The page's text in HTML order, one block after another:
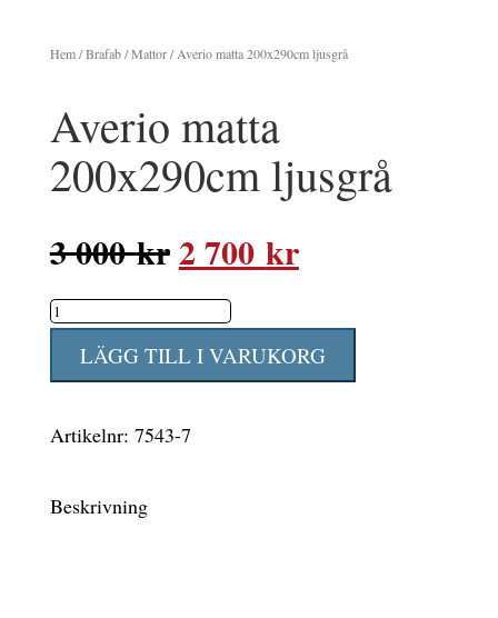
Hem/Brafab/Mattor/ Averio matta 200x290cm ljusgrå
Averio matta
200x290cm ljusgrå
3 000krDet
ursprungliga
priset
var:
000 kr.
2 700 krDet
priset
är:
Averio
matta
200x290cm
LÄGG TILL I VARUKORG
Artikelnr: 7543-7
Beskrivning